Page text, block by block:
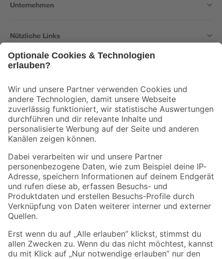
Unternehmen
Nützliche Links
Der toom Newsletter: Keine Angebote und Aktionen mehr verpassen!
Zur Newsletter Anmeldung
Folge uns
Zahlungsarten Versandarten
Sicher einkaufen
Jetzt die toom-App herunterladen